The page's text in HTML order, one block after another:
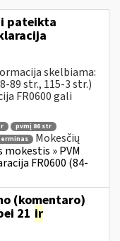
pateikta
skelbiama:
89 str., 115-3 str.)
FR0600 gali
pvmį 86 str
Mokesčių
» PVM
FR0600 (84-
(komentaro)
21 ir